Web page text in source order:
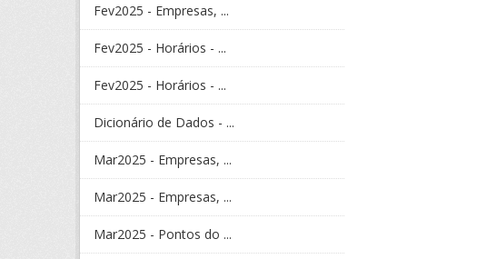
Fev2025 - Empresas, ...
Fev2025 - Horários - ...
Fev2025 - Horários - ...
Dicionário de Dados - ...
Mar2025 - Empresas, ...
Mar2025 - Empresas, ...
Mar2025 - Pontos do ...